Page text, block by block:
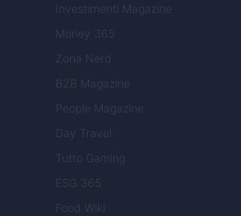
Investimenti Magazine
Money 365
Zona Nerd
B2B Magazine
People Magazine
Day Travel
Tutto Gaming
ESG 365
Food Wiki